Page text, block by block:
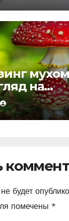
на
будет
помечены *